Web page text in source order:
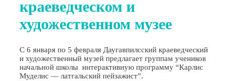
краеведческом и
художественном музее
С 6 января по 5 февраля Даугавпилсский краеведческий
и художественный музей предлагает группам учеников
начальной школы интерактивную программу “Карлис
Муделис — латгальский пейзажист”.